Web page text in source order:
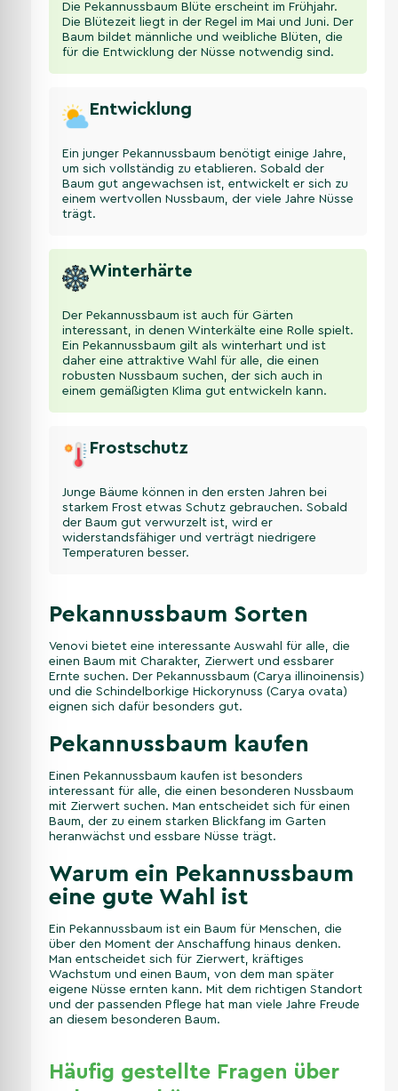
Die Pekannussbaum Blüte erscheint im Frühjahr.
Die Blütezeit liegt in der Regel im Mai und Juni. Der
Baum bildet männliche und weibliche Blüten, die
für die Entwicklung der Nüsse notwendig sind.
Entwicklung
Ein junger Pekannussbaum benötigt einige Jahre,
um sich vollständig zu etablieren. Sobald der
Baum gut angewachsen ist, entwickelt er sich zu
einem wertvollen Nussbaum, der viele Jahre Nüsse
trägt.
Winterhärte
Der Pekannussbaum ist auch für Gärten
interessant, in denen Winterkälte eine Rolle spielt.
Ein Pekannussbaum gilt als winterhart und ist
daher eine attraktive Wahl für alle, die einen
robusten Nussbaum suchen, der sich auch in
einem gemäßigten Klima gut entwickeln kann.
Frostschutz
Junge Bäume können in den ersten Jahren bei
starkem Frost etwas Schutz gebrauchen. Sobald
der Baum gut verwurzelt ist, wird er
widerstandsfähiger und verträgt niedrigere
Temperaturen besser.
Pekannussbaum Sorten
Venovi bietet eine interessante Auswahl für alle, die
einen Baum mit Charakter, Zierwert und essbarer
Ernte suchen. Der Pekannussbaum (Carya illinoinensis)
und die Schindelborkige Hickorynuss (Carya ovata)
eignen sich dafür besonders gut.
Pekannussbaum kaufen
Einen Pekannussbaum kaufen ist besonders
interessant für alle, die einen besonderen Nussbaum
mit Zierwert suchen. Man entscheidet sich für einen
Baum, der zu einem starken Blickfang im Garten
heranwächst und essbare Nüsse trägt.
Warum ein Pekannussbaum
eine gute Wahl ist
Ein Pekannussbaum ist ein Baum für Menschen, die
über den Moment der Anschaffung hinaus denken.
Man entscheidet sich für Zierwert, kräftiges
Wachstum und einen Baum, von dem man später
eigene Nüsse ernten kann. Mit dem richtigen Standort
und der passenden Pflege hat man viele Jahre Freude
an diesem besonderen Baum.
Häufig gestellte Fragen über